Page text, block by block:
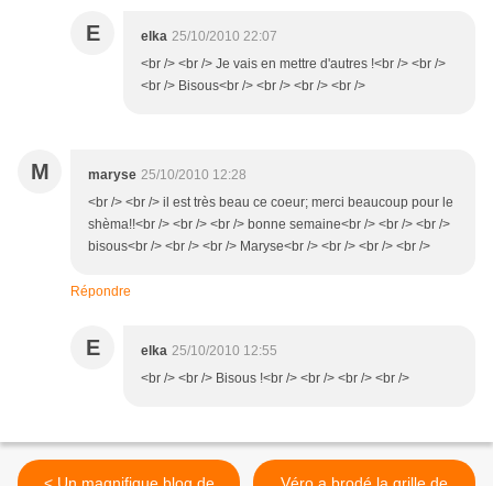
E elka 25/10/2010 22:07
<br /> <br /> Je vais en mettre d'autres !<br /> <br />
<br /> Bisous<br /> <br /> <br /> <br />
M maryse 25/10/2010 12:28
<br /> <br /> il est très beau ce coeur; merci beaucoup pour le
shèma!!<br /> <br /> <br /> bonne semaine<br /> <br /> <br />
bisous<br /> <br /> <br /> Maryse<br /> <br /> <br /> <br />
Répondre
E elka 25/10/2010 12:55
<br /> <br /> Bisous !<br /> <br /> <br /> <br />